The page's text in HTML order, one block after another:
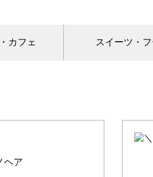
カフェ スイーツ・